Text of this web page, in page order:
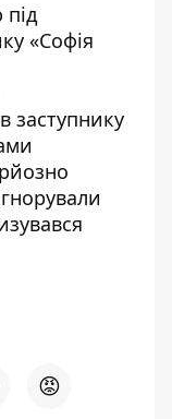
«Софія
заступнику
😡